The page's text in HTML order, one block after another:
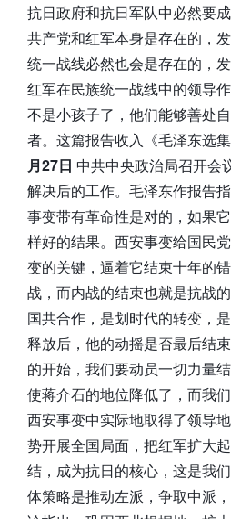
抗日政府和抗日军队中必然要
共产党和红军本身是存在的，
统一战线必然也会是存在的，
红军在民族统一战线中的领导
不是小孩子了，他们能够善处
者。这篇报告收入《毛泽东选
月27日 中共中央政治局召开会
解决后的工作。毛泽东作报告
事变带有革命性是对的，如果
样好的结果。西安事变给国民
变的关键，逼着它结束十年的
战，而内战的结束也就是抗战
国共合作，是划时代的转变，
释放后，他的动摇是否最后结
的开始，我们要动员一切力量
使蒋介石的地位降低了，而我
西安事变中实际地取得了领导
势开展全国局面，把红军扩大
结，成为抗日的核心，这是我
体策略是推动左派，争取中派